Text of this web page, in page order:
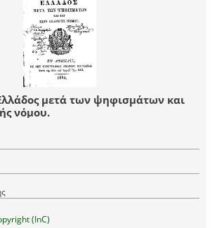
μετά των ψηφισμάτων και
νόμου.
(InC)